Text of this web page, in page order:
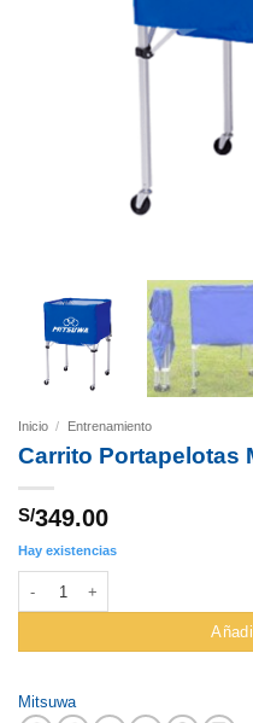
Inicio / Entrenamiento
Carrito Portapelotas
S/349.00
Hay existencias
Mitsuwa